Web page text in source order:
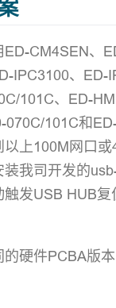
ED-CM4SEN、
IPC3100、ED-
101C、ED-
070C/101C和
以上100M网口
装我司开发的
触发USB HUB
的硬件PCBA版